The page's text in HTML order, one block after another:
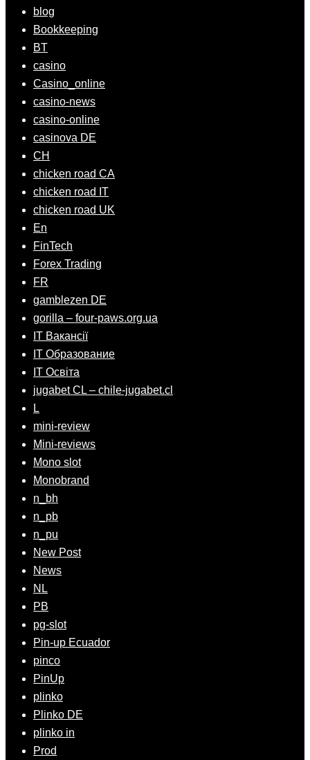
blog
Bookkeeping
BT
casino
Casino_online
casino-news
casino-online
casinova DE
CH
chicken road CA
chicken road IT
chicken road UK
En
FinTech
Forex Trading
FR
gamblezen DE
gorilla – four-paws.org.ua
IT Вакансії
IT Образование
IT Освіта
jugabet CL – chile-jugabet.cl
L
mini-review
Mini-reviews
Mono slot
Monobrand
n_bh
n_pb
n_pu
New Post
News
NL
PB
pg-slot
Pin-up Ecuador
pinco
PinUp
plinko
Plinko DE
plinko in
Prod